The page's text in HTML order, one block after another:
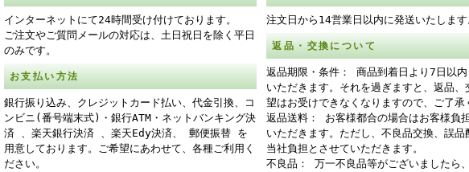
インターネットにて24時間受け付けております。
ご注文やご質問メールの対応は、土日祝日を除く平日
のみです。
お支払い方法
銀行振り込み、クレジットカード払い、代金引換、コ
ンビニ(番号端末式)・銀行ATM・ネットバンキング決
済 、楽天銀行決済 、楽天Edy決済、 郵便振替 を
用意しております。ご希望にあわせて、各種ご利用く
ださい。
注文日から14営業日以内に発送いたします
返品・交換について
返品期限・条件： 商品到着日より7日以内
いただきます。それを過ぎますと、返品、
望はお受けできなくなりますので、ご了承
返品送料： お客様都合の場合はお客様負
いただきます。ただし、不良品交換、誤品
当社負担とさせていただきます。
不良品： 万一不良品等がございましたら